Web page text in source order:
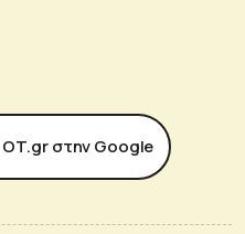
στην Google